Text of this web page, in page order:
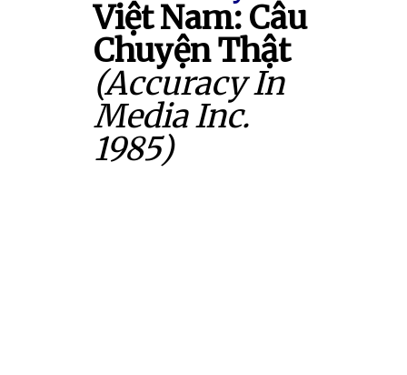
Việt Nam: Câu
Chuyện Thật
(Accuracy In
Media Inc.
1985)